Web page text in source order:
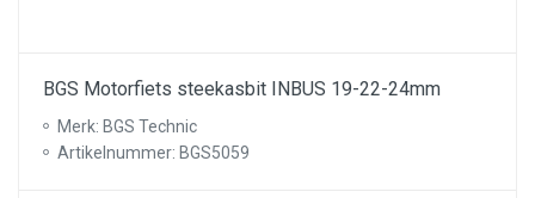
BGS Motorfiets steekasbit INBUS 19-22-24mm
Merk: BGS Technic
Artikelnummer: BGS5059